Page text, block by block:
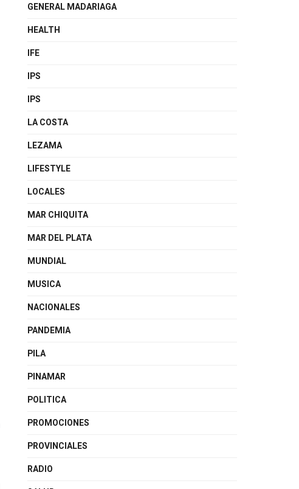
GENERAL MADARIAGA
HEALTH
IFE
IPS
IPS
LA COSTA
LEZAMA
LIFESTYLE
LOCALES
MAR CHIQUITA
MAR DEL PLATA
MUNDIAL
MUSICA
NACIONALES
PANDEMIA
PILA
PINAMAR
POLITICA
PROMOCIONES
PROVINCIALES
RADIO